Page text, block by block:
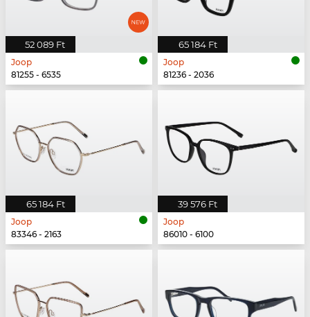
52 089 Ft
Joop
81255 - 6535
65 184 Ft
Joop
81236 - 2036
65 184 Ft
Joop
83346 - 2163
39 576 Ft
Joop
86010 - 6100